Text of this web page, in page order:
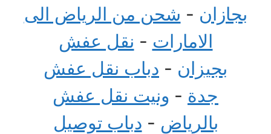
بجازان - شحن من الرياض الى
الامارات - نقل عفش
بجيزان - دباب نقل عفش
جدة - ونيت نقل عفش
بالرياض - دباب توصيل